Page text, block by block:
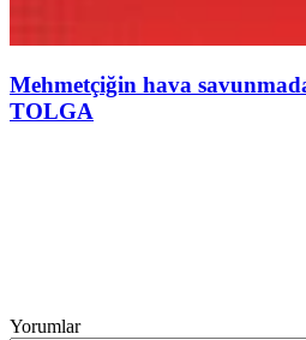
Mehmetçiğin hava
TOLGA
Yorumlar